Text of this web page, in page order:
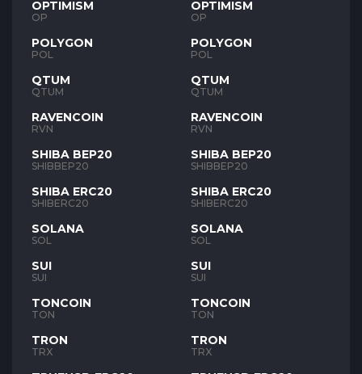
OPTIMISM
OP
POLYGON
POL
QTUM
QTUM
RAVENCOIN
RVN
SHIBA BEP20
SHIBBEP20
SHIBA ERC20
SHIBERC20
SOLANA
SOL
SUI
SUI
TONCOIN
TON
TRON
TRX
OPTIMISM
OP
POLYGON
POL
QTUM
QTUM
RAVENCOIN
RVN
SHIBA BEP20
SHIBBEP20
SHIBA ERC20
SHIBERC20
SOLANA
SOL
SUI
SUI
TONCOIN
TON
TRON
TRX